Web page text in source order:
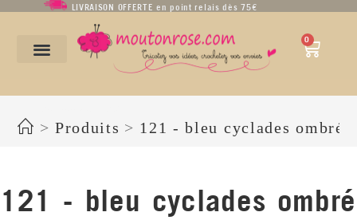
LIVRAISON OFFERTE en point relais dès 75€
0
> Produits > 121 - bleu cyclades ombré
121 - bleu cyclades ombré